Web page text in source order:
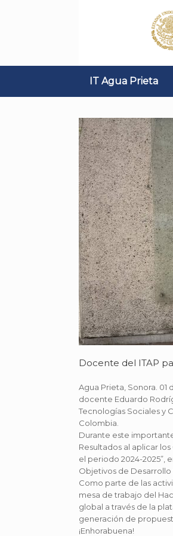
IT Agua Prieta
Docente del ITAP
Agua Prieta, Sonora.
docente Eduardo
Tecnologías Sociales y
Colombia.
Durante este
Resultados al aplicar
el periodo 2024-2025”,
Objetivos de Desarrollo
Como parte de las
mesa de trabajo del
global a través de la
generación de
¡Enhorabuena!